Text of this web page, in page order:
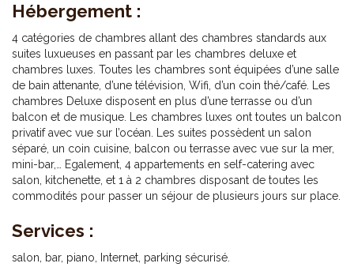
Hébergement :
4 catégories de chambres allant des chambres standards aux
suites luxueuses en passant par les chambres deluxe et
chambres luxes. Toutes les chambres sont équipées d’une salle
de bain attenante, d’une télévision, Wifi, d’un coin thé/café. Les
chambres Deluxe disposent en plus d’une terrasse ou d’un
balcon et de musique. Les chambres luxes ont toutes un balcon
privatif avec vue sur l’océan. Les suites possèdent un salon
séparé, un coin cuisine, balcon ou terrasse avec vue sur la mer,
mini-bar,… Egalement, 4 appartements en self-catering avec
salon, kitchenette, et 1 à 2 chambres disposant de toutes les
commodités pour passer un séjour de plusieurs jours sur place.
Services :
salon, bar, piano, Internet, parking sécurisé.